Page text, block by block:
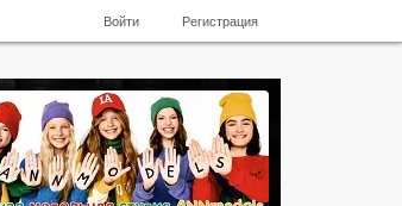
Войти Регистрация